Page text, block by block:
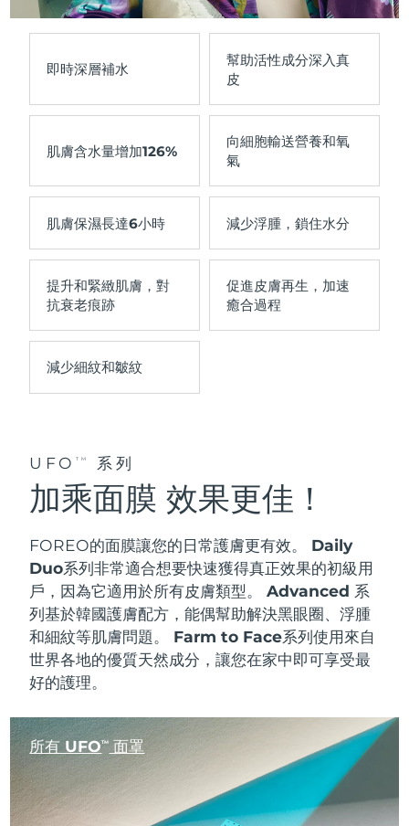
即時深層補水
幫助活性成分深入真
皮
肌膚含水量增加126%
向細胞輸送營養和氧
氣
肌膚保濕長達6小時 減少浮腫，鎖住水分
提升和緊緻肌膚，對
抗衰老痕跡
促進皮膚再生，加速
癒合過程
減少細紋和皺紋
UFO TM 系列
加乘面膜 效果更佳！
FOREO的面膜讓您的日常護膚更有效。 Daily
Duo系列非常適合想要快速獲得真正效果的初級用
戶，因為它適用於所有皮膚類型。Advanced 系
列基於韓國護膚配方，能偶幫助解決黑眼圈、浮腫
和細紋等肌膚問題。 Farm to Face系列使用來自
世界各地的優質天然成分，讓您在家中即可享受最
好的護理。
所有 UFOTM面罩